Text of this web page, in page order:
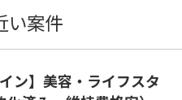
い案件
ン】美容・ライフスタ